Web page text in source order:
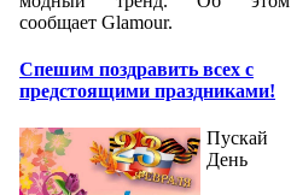
сообщает Glamour.
Спешим поздравить всех с
предстоящими праздниками!
Пускай
День